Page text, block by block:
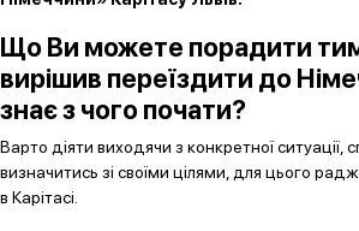
Що Ви можете порадити
вирішив переїздити до
знає з чого почати?
Варто діяти виходячи з конкретної ситуації,
визначитись зі своїми цілями, для цього
в Карітасі.